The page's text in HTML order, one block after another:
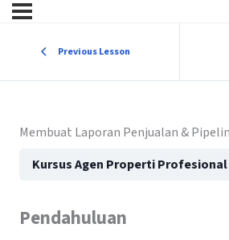
Previous Lesson
Membuat Laporan Penjualan &
Pendahuluan